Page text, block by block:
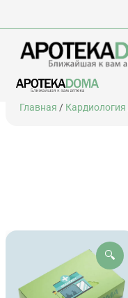
Перейти
Главная / Кардиология
🔍